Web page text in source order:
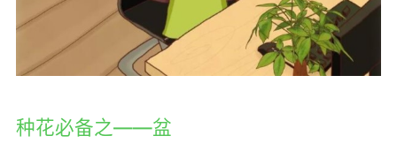
种花必备之——盆